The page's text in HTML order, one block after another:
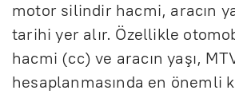
motor silindir hacmi, aracın
tarihi yer alır. Özellikle
hacmi (cc) ve aracın yaşı,
hesaplanmasında en önemli